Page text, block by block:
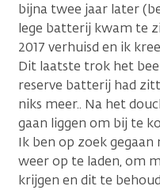
bijna twee jaar later
lege batterij kwam te
2017 verhuisd en ik
Dit laatste trok het
reserve batterij had
niks meer.. Na het
gaan liggen om bij te
Ik ben op zoek
weer op te laden, om
krijgen en dit te